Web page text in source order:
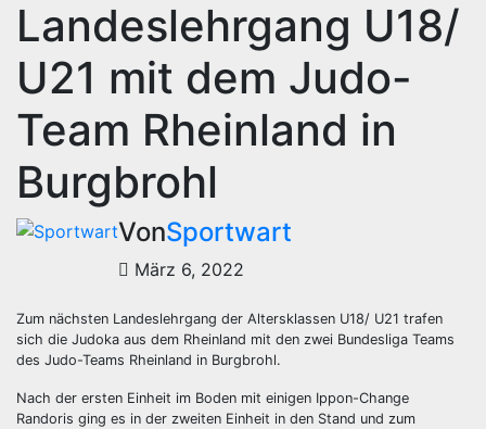
Landeslehrgang U18/
U21 mit dem Judo-
Team Rheinland in
Burgbrohl
VonSportwart
März 6, 2022
Zum nächsten Landeslehrgang der Altersklassen U18/ U21 trafen
sich die Judoka aus dem Rheinland mit den zwei Bundesliga Teams
des Judo-Teams Rheinland in Burgbrohl.
Nach der ersten Einheit im Boden mit einigen Ippon-Change
Randoris ging es in der zweiten Einheit in den Stand und zum